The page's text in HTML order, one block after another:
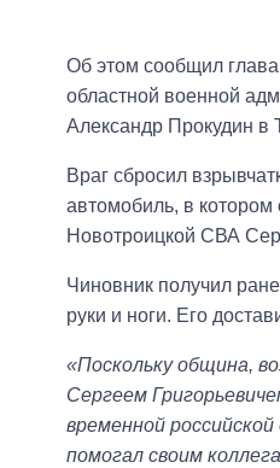
Об этом сообщил
областной военной
Александр Прокудин в
Враг сбросил
автомобиль, в котором
Новотроицкой СВА
Чиновник получил
руки и ноги. Его
«Поскольку община,
Сергеем
временной российской
помогал своим